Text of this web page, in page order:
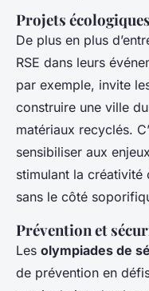
Projets
De plus en plus
RSE dans leurs
par exemple, invite
construire une ville
matériaux recyclés.
sensibiliser aux
stimulant la créativité
sans le côté
Prévention et
Les olympiades de
de prévention en